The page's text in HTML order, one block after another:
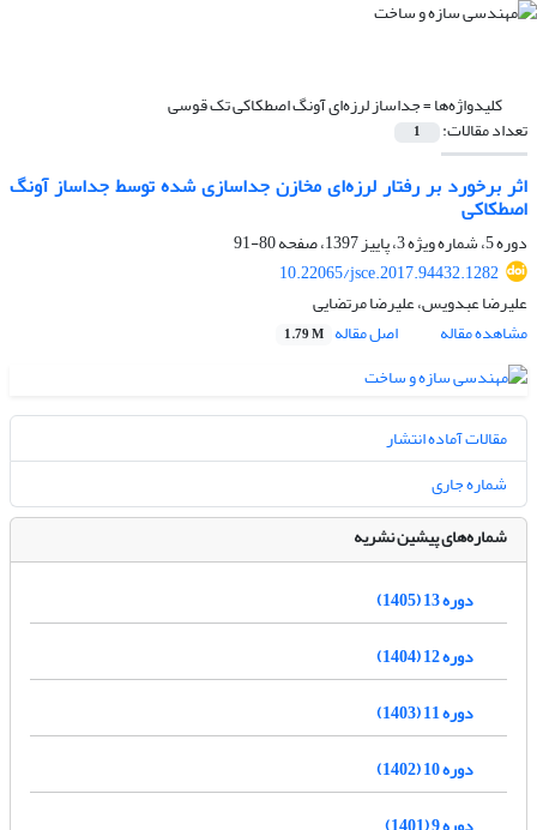
کلیدواژه‌ها =جداساز لرزه‌ای آونگ اصطکاکی تک قوسی
تعداد مقالات: 1
اثر برخورد بر رفتار لرزه‌ای مخازن جداسازی شده توسط جداساز آونگ
اصطکاکی
دوره 5، شماره ویژه 3، پاییز 1397، صفحه
80-91
10.22065/jsce.2017.94432.1282
علیرضا عبدویس، علیرضا مرتضایی
مشاهده مقاله
اصل مقاله 1.79 M
مقالات آماده انتشار
شماره جاری
شماره‌های پیشین نشریه
دوره 13 (1405)
دوره 12 (1404)
دوره 11 (1403)
دوره 10 (1402)